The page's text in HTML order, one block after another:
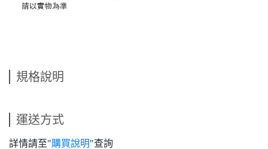
規格說明
運送方式
詳情請至"購買說明"查詢